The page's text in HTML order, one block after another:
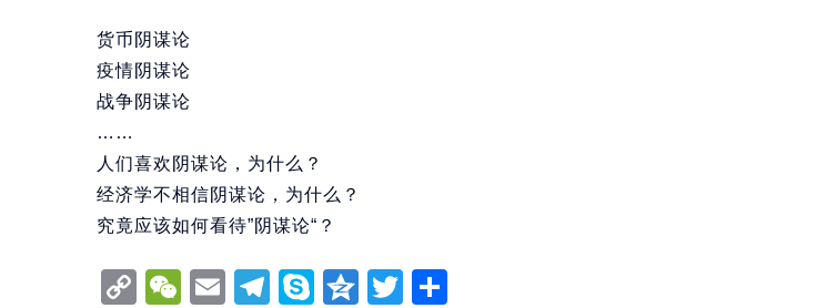
货币阴谋论
疫情阴谋论
战争阴谋论
……
人们喜欢阴谋论，为什么？
经济学不相信阴谋论，为什么？
究竟应该如何看待”阴谋论“？
CopyWeChat
EmailTelegram
SkypeQzoneTwitter